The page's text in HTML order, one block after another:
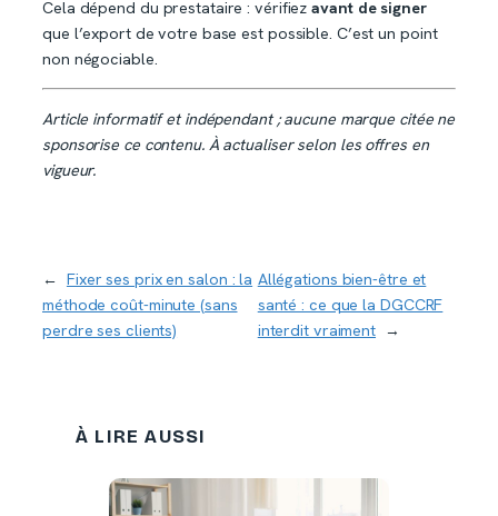
Cela dépend du prestataire : vérifiezavant de signer
que l’export de votre base est possible. C’est un point
non négociable.
Article informatif et indépendant ; aucune marque citée ne
sponsorise ce contenu. À actualiser selon les offres en
vigueur.
← Fixer ses prix en salon : la
méthode coût-minute (sans
perdre ses clients)
Allégations bien-être et
santé : ce que la DGCCRF
interdit vraiment →
À LIRE AUSSI